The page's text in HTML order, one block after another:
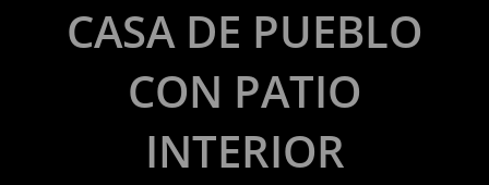
CASA DE PUEBLO
CON PATIO
INTERIOR